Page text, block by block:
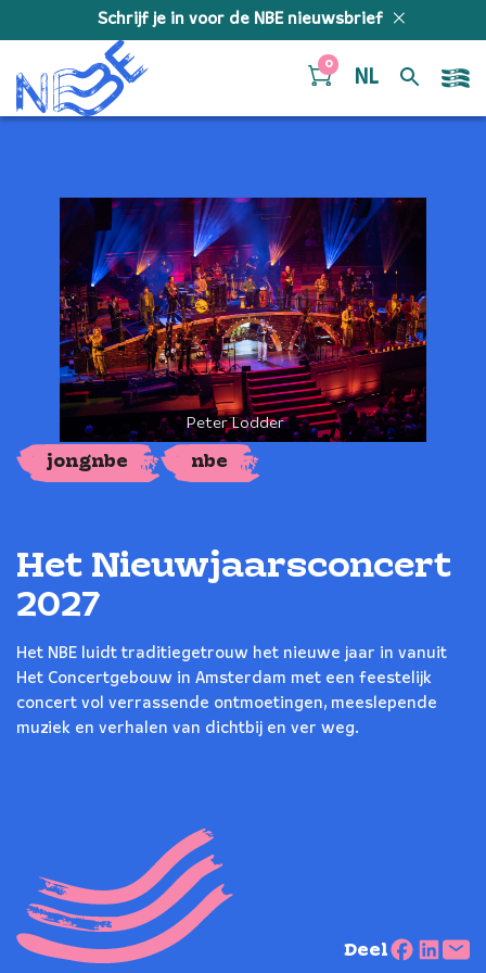
Schrijf je in voor de NBE nieuwsbrief
0
NL
Peter Lodder
jongnbe nbe
Het Nieuwjaarsconcert
2027
Het NBE luidt traditiegetrouw het nieuwe jaar in vanuit
Het Concertgebouw in Amsterdam met een feestelijk
concert vol verrassende ontmoetingen, meeslepende
muziek en verhalen van dichtbij en ver weg.
Deel